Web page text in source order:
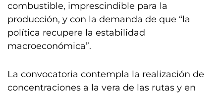
combustible, imprescindible para la
producción, y con la demanda de que “la
política recupere la estabilidad
macroeconómica”.
La convocatoria contempla la realización de
concentraciones a la vera de las rutas y en